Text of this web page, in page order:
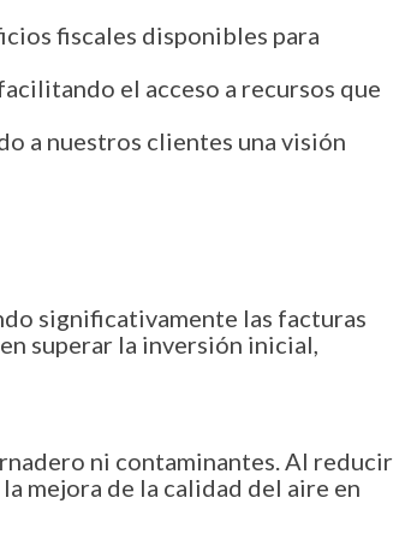
fiscales disponibles para
el acceso a recursos que
a nuestros clientes una visión
significativamente las facturas
superar la inversión inicial,
ni contaminantes. Al reducir
mejora de la calidad del aire en